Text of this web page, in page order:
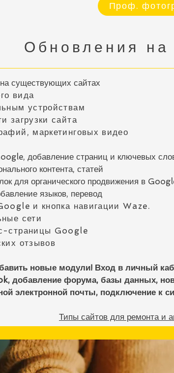
Проф.
Обновления на
существующих сайтах
вида
устройствам
загрузки сайта
маркетинговых видео
добавление страниц и ключевых
контента, статей
для органического продвижения в
языков, перевод
и кнопка навигации Waze.
сети
страницы Google
отзывов
новые модули! Вход в личный
добавление форума, базы данных,
электронной почты, подключение к
Типы сайтов для ремонта и